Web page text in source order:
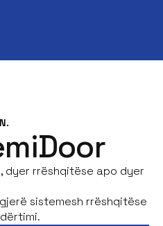
rrëshqitëse apo dyer
sistemesh rrëshqitëse